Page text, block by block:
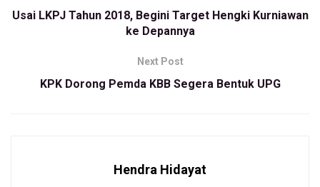
Hungaria, Pemda Bandung Barat harus menyertakan modal
menyediakan lahannya saja untuk dibangun menjadi tempat
bangunannya,” papar hengki.
Usai LKPJ Tahun 2018, Begini Target Hengki Kurniawan
ke Depannya
Next Post
KPK Dorong Pemda KBB Segera Bentuk UPG
Hendra Hidayat